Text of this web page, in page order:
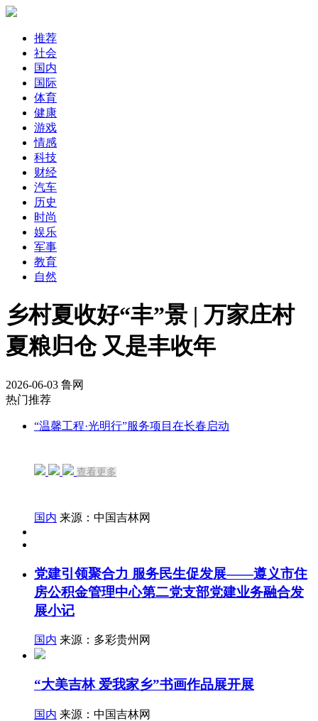
推荐
社会
国内
国际
体育
健康
游戏
情感
科技
财经
汽车
历史
时尚
娱乐
军事
教育
自然
乡村夏收好“丰”景 | 万家庄村
夏粮归仓 又是丰收年
2026-06-03 鲁网
热门推荐
“温馨工程·光明行”服务项目在长春启动
查看更多
国内 来源：中国吉林网
党建引领聚合力 服务民生促发展——遵义市住
房公积金管理中心第二党支部党建业务融合发
展小记
国内 来源：多彩贵州网
“大美吉林 爱我家乡”书画作品展开展
国内 来源：中国吉林网